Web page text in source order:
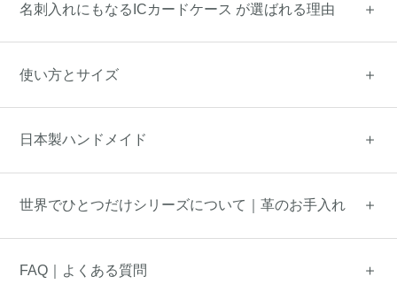
名刺入れにもなるICカードケース が選ばれる理由
使い方とサイズ
日本製ハンドメイド
世界でひとつだけシリーズについて｜革のお手入れ
FAQ｜よくある質問